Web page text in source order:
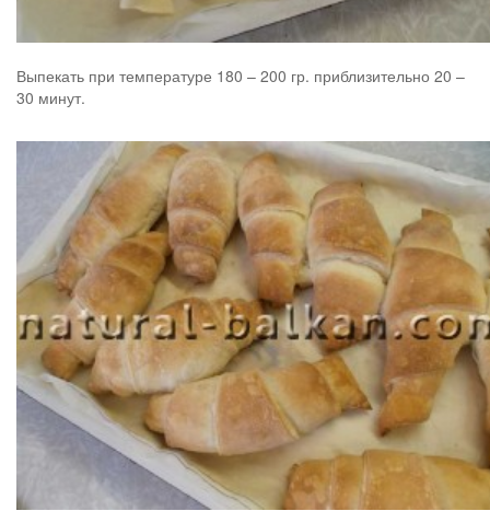
Выпекать при температуре 180 – 200 гр. приблизительно 20 –
30 минут.